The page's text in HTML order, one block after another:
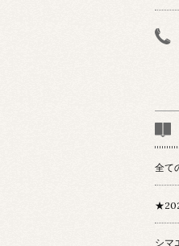
全て
シマ